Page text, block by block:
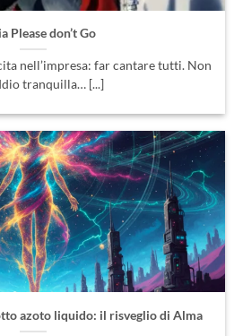
Please don’t Go
nell’impresa: far cantare tutti. Non
tranquilla… [...]
azoto liquido: il risveglio di Alma